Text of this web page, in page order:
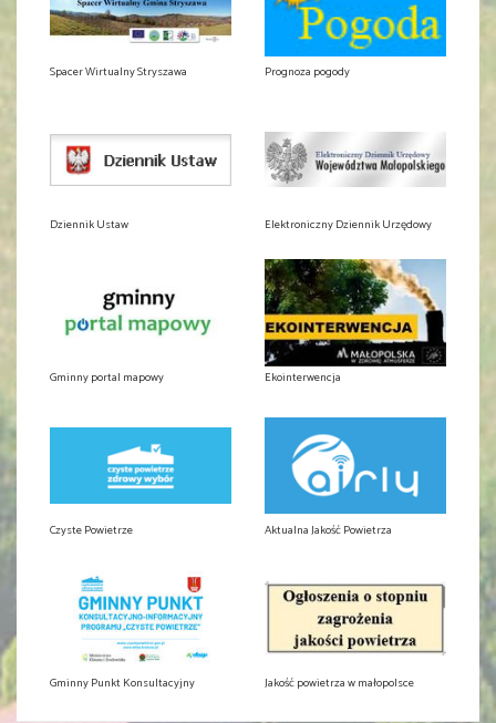
Spacer Wirtualny Stryszawa Prognoza pogody
Dziennik Ustaw Elektroniczny Dziennik Urzędowy
Gminny portal mapowy Ekointerwencja
Czyste Powietrze Aktualna Jakość Powietrza
Gminny Punkt Konsultacyjny Jakość powietrza w małopolsce